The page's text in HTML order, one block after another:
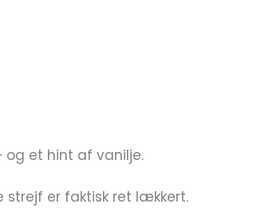
og et hint af vanilje.
strejf er faktisk ret lækkert.